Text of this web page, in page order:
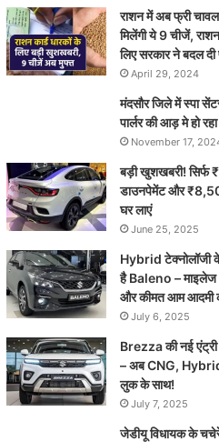
राशन में अब फ्री
मिलेंगी ये 9 चीजें,
लिए सरकार ने बदल दी
April 29, 2024
मंदसौर जिले में स्पा
पार्लर की आड़ मे हो रहा
November 17,
बड़ी खुशखबरी!
डाउनपेमेंट और
घर लाएं
June 25, 2025
Hybrid टेक्नोलॉजी
है Baleno –
और कीमत आम आदमी
July 6, 2025
Brezza की नई एंट्री
– अब CNG,
लुक के साथ!
July 7, 2025
जेडीयू विधायक के